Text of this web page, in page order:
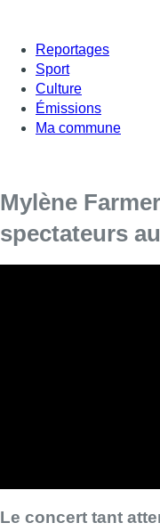
Reportages
Sport
Culture
Émissions
Ma commune
Mylène
spectateurs
sa spécialité, la
d’interpréter ses plus